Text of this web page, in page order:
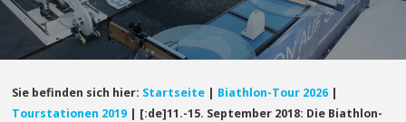
Sie befinden sich hier: Startseite | Biathlon-Tour 2026 |
Tourstationen 2019 | [:de]11.-15. September 2018: Die Biathlon-